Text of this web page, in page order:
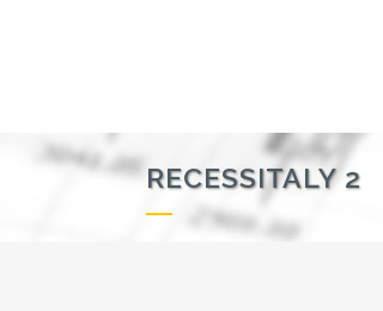
RECESSITALY 2